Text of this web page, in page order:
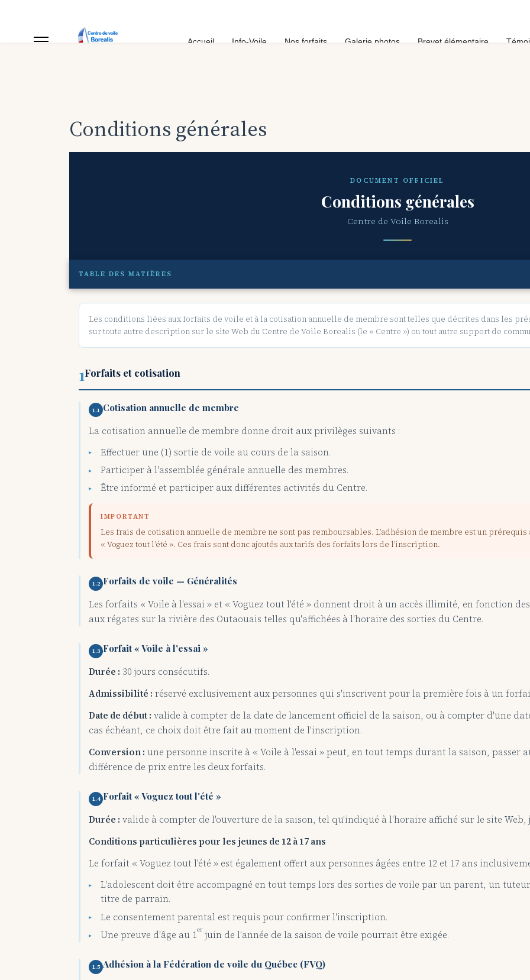
Accueil Info-Voile Nos forfaits Galerie photos Brevet élémentaire
Conditions générales
DOCUMENT OFFICIEL
Conditions générales
Centre de Voile Borealis
TABLE DES MATIÈRES
Les conditions liées aux forfaits de voile et à la cotisation annuelle de membre sont telles que décrites dans les
sur toute autre description sur le site Web du Centre de Voile Borealis (le « Centre ») ou tout autre support de
1Forfaits et cotisation
1.1 Cotisation annuelle de membre
La cotisation annuelle de membre donne droit aux privilèges suivants :
Effectuer une (1) sortie de voile au cours de la saison.
Participer à l'assemblée générale annuelle des membres.
Être informé et participer aux différentes activités du Centre.
IMPORTANT
Les frais de cotisation annuelle de membre ne sont pas remboursables. L'adhésion de membre est un
« Voguez tout l'été ». Ces frais sont donc ajoutés aux tarifs des forfaits lors de l'inscription.
1.2 Forfaits de voile — Généralités
Les forfaits « Voile à l'essai » et « Voguez tout l'été » donnent droit à un accès illimité, en fonction
aux régates sur la rivière des Outaouais telles qu'affichées à l'horaire des sorties du Centre.
1.3 Forfait « Voile à l'essai »
Durée : 30 jours consécutifs.
Admissibilité : réservé exclusivement aux personnes qui s'inscrivent pour la première fois à un
Date de début : valide à compter de la date de lancement officiel de la saison, ou à compter d'une
cas échéant, ce choix doit être fait au moment de l'inscription.
Conversion : une personne inscrite à « Voile à l'essai » peut, en tout temps durant la saison, passer
différence de prix entre les deux forfaits.
1.4 Forfait « Voguez tout l'été »
Durée : valide à compter de l'ouverture de la saison, tel qu'indiqué à l'horaire affiché sur le site Web,
Conditions particulières pour les jeunes de 12 à 17 ans
Le forfait « Voguez tout l'été » est également offert aux personnes âgées entre 12 et 17 ans
L'adolescent doit être accompagné en tout temps lors des sorties de voile par un parent, un
titre de parrain.
Le consentement parental est requis pour confirmer l'inscription.
Une preuve d'âge au 1er juin de l'année de la saison de voile pourrait être exigée.
1.5 Adhésion à la Fédération de voile du Québec (FVQ)